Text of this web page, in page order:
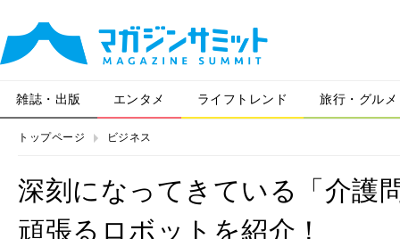
雑誌・出版 エンタメ ライフトレンド 旅行・グルメ
トップページ ビジネス
深刻になってきている「介護
頑張るロボットを紹介！